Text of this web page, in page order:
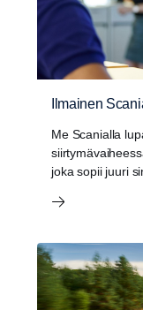
Ilmainen
Me Scanialla
joka sopii juuri